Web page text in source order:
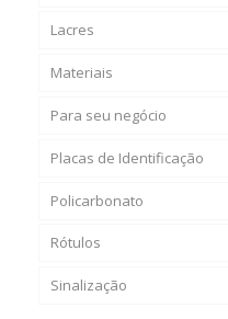
Lacres
Materiais
Para seu negócio
Placas de Identificação
Policarbonato
Rótulos
Sinalização